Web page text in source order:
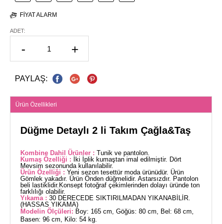
FIYAT ALARM
ADET:
- +
PAYLAŞ:
Ürün Özellikleri
Düğme Detaylı 2 li Takım Çağla&Taş
Kombine Dahil Ürünler : Tunik ve pantolon.
Kumaş Özelliği :
İki İplik kumaştan imal edilmiştir. Dört
Mevsim sezonunda kullanılabilir.
Ürün Özelliği : Yeni sezon tesettür moda ürünüdür. Ürün
Gömlek yakadır. Ürün Önden düğmelidir. Astarsızdır. Pantolon
beli lastiklidir.Konsept fotoğraf çekimlerinden dolayı üründe ton
farklılığı olabilir.
Yıkama : 30 DERECEDE SIKTIRILMADAN YIKANABİLİR.
(HASSAS YIKAMA)
Modelin Ölçüleri: Boy: 165 cm, Göğüs: 80 cm, Bel: 68 cm,
Basen: 96 cm, Kilo: 54 kg.